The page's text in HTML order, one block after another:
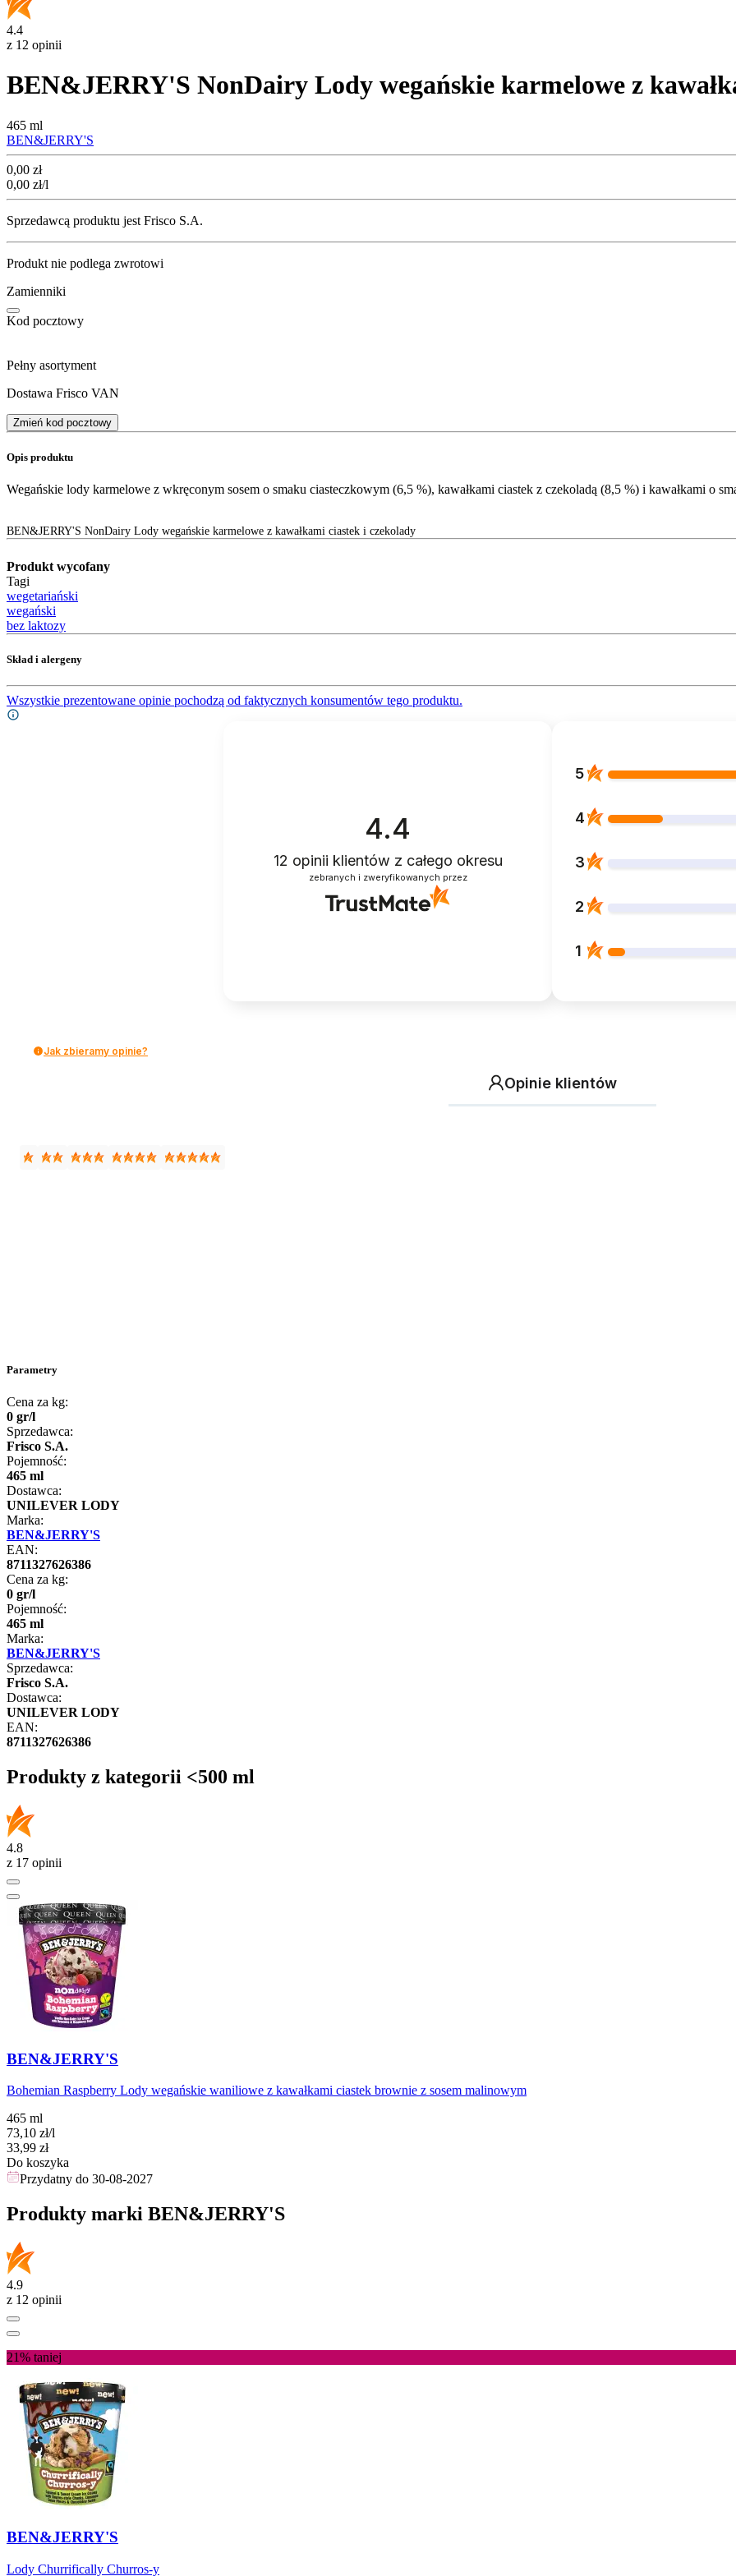
4.4
z 12 opinii
BEN&JERRY'S NonDairy Lody wegańskie karmelowe z
465 ml
BEN&JERRY'S
Cena
0,00 zł
0,00 zł/l
Sprzedawcą produktu jest Frisco S.A.
Produkt nie podlega zwrotowi
Zamienniki
Kod pocztowy
Pełny asortyment
Dostawa Frisco VAN
Zmień kod pocztowy
Opis produktu
Wegańskie lody karmelowe z wkręconym sosem o smaku ciasteczkowym (6,5 %), kawałkami ciastek z czekoladą (8,5 %) i kawałkami o
BEN&JERRY'S NonDairy Lody wegańskie karmelowe z kawałkami ciastek i czekolady
Produkt wycofany
Tagi
wegetariański
wegański
bez laktozy
Skład i alergeny
Wszystkie prezentowane opinie pochodzą od faktycznych konsumentów tego produktu.
4.4
12 opinii klientów z całego okresu
zebranych i zweryfikowanych przez
5
4
3
2
1
Jak zbieramy opinie?
Opinie klientów
Parametry
Cena za kg:
0 gr/l
Sprzedawca:
Frisco S.A.
Pojemność:
465 ml
Dostawca:
UNILEVER LODY
Marka:
BEN&JERRY'S
EAN:
8711327626386
Cena za kg:
0 gr/l
Pojemność:
465 ml
Marka:
BEN&JERRY'S
Sprzedawca:
Frisco S.A.
Dostawca:
UNILEVER LODY
EAN:
8711327626386
Produkty z kategorii <500 ml
4.8
z 17 opinii
BEN&JERRY'S
Bohemian Raspberry Lody wegańskie waniliowe z kawałkami ciastek brownie z sosem malinowym
465 ml
73,10 zł/l
Cena
33,99 zł
Do koszyka
Przydatny do 30-08-2027
Produkty marki BEN&JERRY'S
4.9
z 12 opinii
21% taniej
BEN&JERRY'S
Lody Churrifically Churros-y